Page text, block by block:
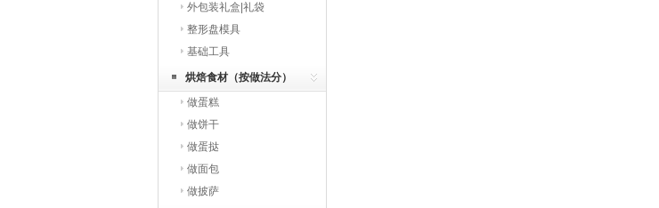
外包装礼盒|礼袋
整形盘模具
基础工具
烘焙食材（按做法分）
做蛋糕
做饼干
做蛋挞
做面包
做披萨